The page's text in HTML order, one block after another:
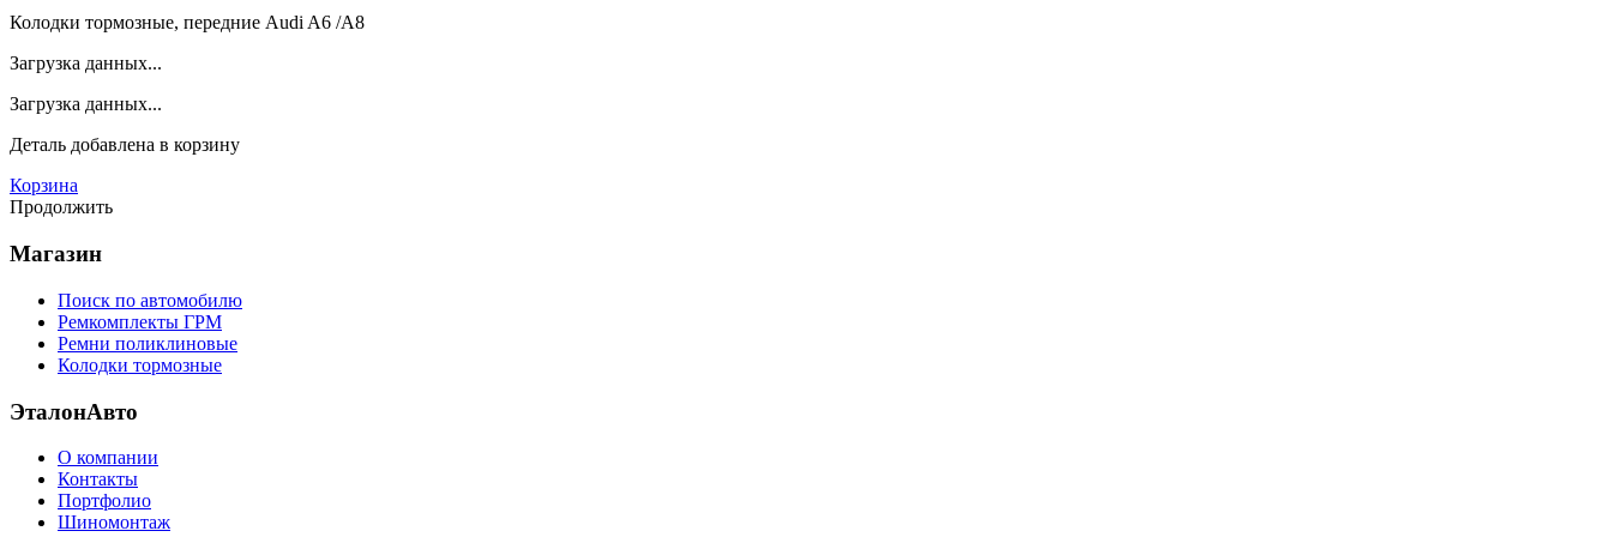
Колодки тормозные, передние Audi A6 /A8
Загрузка данных...
Загрузка данных...
Деталь добавлена в корзину
Корзина
Продолжить
Магазин
Поиск по автомобилю
Ремкомплекты ГРМ
Ремни поликлиновые
Колодки тормозные
ЭталонАвто
О компании
Контакты
Портфолио
Шиномонтаж